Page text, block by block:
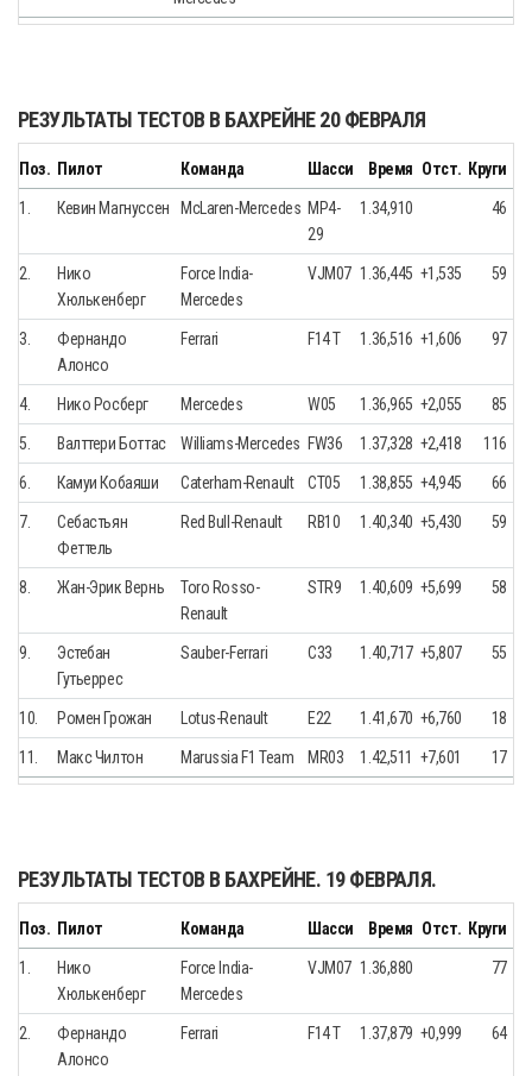
РЕЗУЛЬТАТЫ ТЕСТОВ В БАХРЕЙНЕ 20 ФЕВРАЛЯ
Поз. Пилот Команда Шасси Время Отст. Круги
1. Кевин Магнуссен McLaren-Mercedes MP4-
29
1.34,910 46
2.
Нико
Хюлькенберг
Force India-
Mercedes
VJM07 1.36,445 +1,535 59
3.
Фернандо
Алонсо
Ferrari F14 T 1.36,516 +1,606 97
4. Нико Росберг Mercedes W05 1.36,965 +2,055 85
5. Валттери Боттас Williams-Mercedes FW36 1.37,328 +2,418 116
6. Камуи Кобаяши Caterham-Renault CT05 1.38,855 +4,945 66
7.
Себастьян
Феттель
Red Bull-Renault RB10 1.40,340 +5,430 59
8. Жан-Эрик Вернь
Toro Rosso-
Renault
STR9 1.40,609 +5,699 58
9.
Эстебан
Гутьеррес
Sauber-Ferrari C33 1.40,717 +5,807 55
10. Ромен Грожан Lotus-Renault E22 1.41,670 +6,760 18
11. Макс Чилтон Marussia F1 Team MR03 1.42,511 +7,601 17
РЕЗУЛЬТАТЫ ТЕСТОВ В БАХРЕЙНЕ. 19 ФЕВРАЛЯ.
Поз. Пилот Команда Шасси Время Отст. Круги
1.
Нико
Хюлькенберг
Force India-
Mercedes
VJM07 1.36,880 77
2.
Фернандо
Алонсо
Ferrari F14 T 1.37,879 +0,999 64